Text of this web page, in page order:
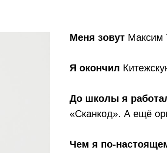
Меня зовут Максим
Я окончил
До школы я
«Сканкод». А ещё
Чем я по-